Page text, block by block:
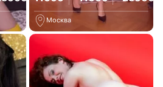
Москва